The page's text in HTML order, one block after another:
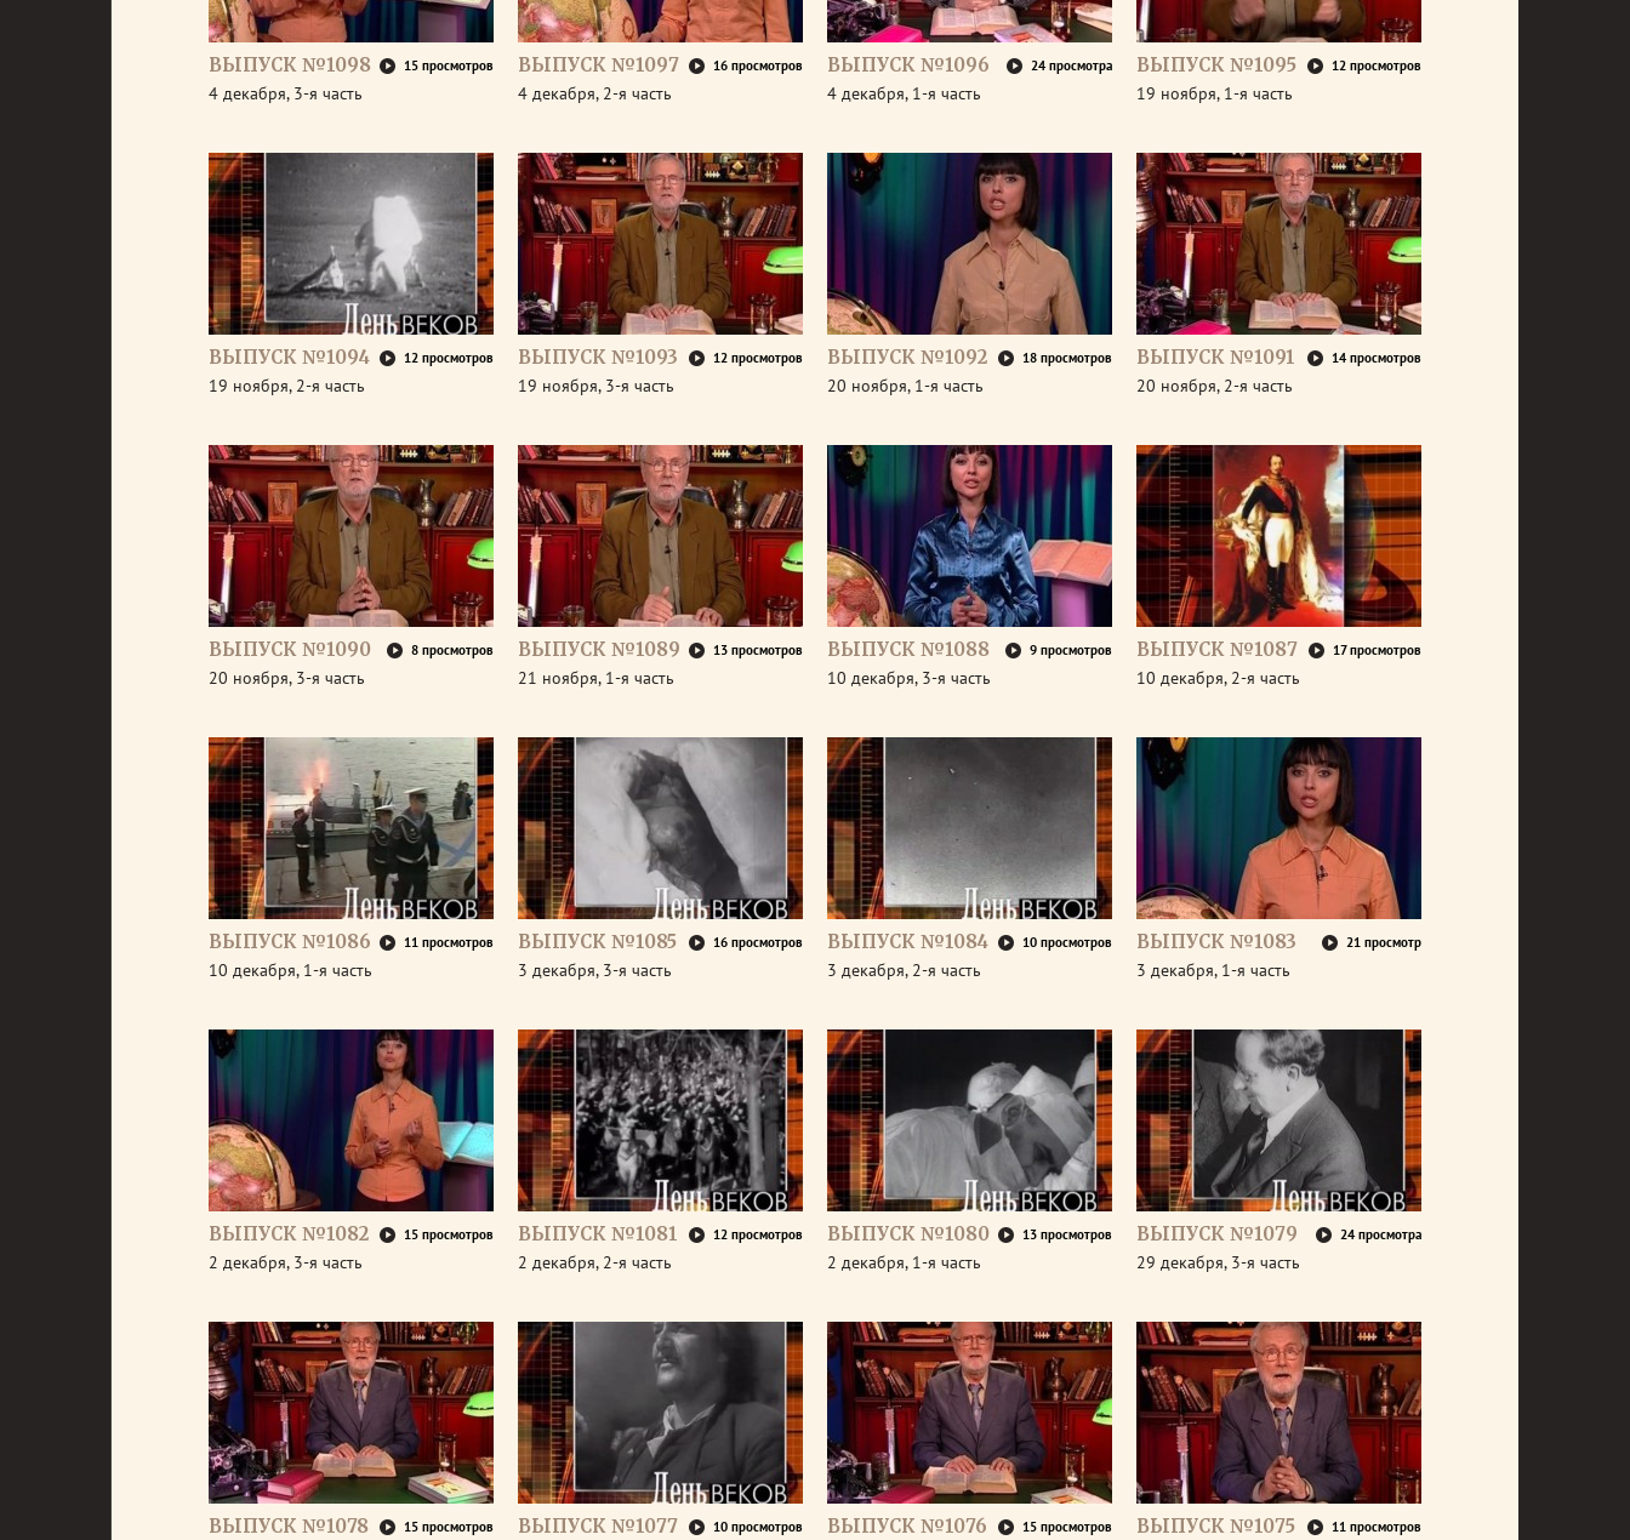
ВЫПУСК №1098 15 просмотров
4 декабря, 3-я часть
ВЫПУСК №1097 16 просмотров
4 декабря, 2-я часть
ВЫПУСК №1096 24 просмотра
4 декабря, 1-я часть
ВЫПУСК №1095 12 просмотров
19 ноября, 1-я часть
ВЫПУСК №1094 12 просмотров
19 ноября, 2-я часть
ВЫПУСК №1093 12 просмотров
19 ноября, 3-я часть
ВЫПУСК №1092 18 просмотров
20 ноября, 1-я часть
ВЫПУСК №1091 14 просмотров
20 ноября, 2-я часть
ВЫПУСК №1090 8 просмотров
20 ноября, 3-я часть
ВЫПУСК №1089 13 просмотров
21 ноября, 1-я часть
ВЫПУСК №1088 9 просмотров
10 декабря, 3-я часть
ВЫПУСК №1087 17 просмотров
10 декабря, 2-я часть
ВЫПУСК №1086 11 просмотров
10 декабря, 1-я часть
ВЫПУСК №1085 16 просмотров
3 декабря, 3-я часть
ВЫПУСК №1084 10 просмотров
3 декабря, 2-я часть
ВЫПУСК №1083 21 просмотр
3 декабря, 1-я часть
ВЫПУСК №1082 15 просмотров
2 декабря, 3-я часть
ВЫПУСК №1081 12 просмотров
2 декабря, 2-я часть
ВЫПУСК №1080 13 просмотров
2 декабря, 1-я часть
ВЫПУСК №1079 24 просмотра
29 декабря, 3-я часть
ВЫПУСК №1078 15 просмотров ВЫПУСК №1077 10 просмотров ВЫПУСК №1076 15 просмотров ВЫПУСК №1075 11 просмотров